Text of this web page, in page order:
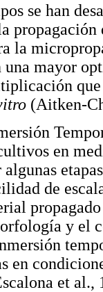
se han
la
una mayor
(Aitken-
en
algunas
de
y el
en
et